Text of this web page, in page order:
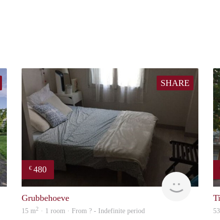
finder
SHARE
€ 480
finder
Grubbehoeve
15 m2 · 1 room · From ? - Indefinite period